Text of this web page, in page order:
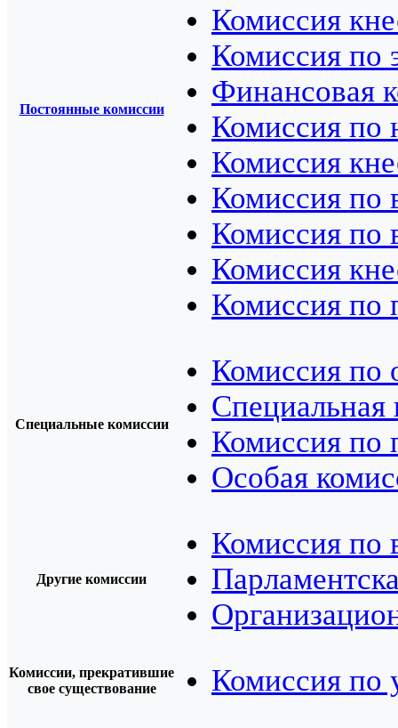
Постоянные комиссии
Комиссия
Комиссия по
Финансовая
Комиссия по
Комиссия
Комиссия по
Комиссия по
Комиссия
Комиссия по
Специальные комиссии
Комиссия по
Специальная
Комиссия по
Особая
Другие комиссии
Комиссия по
Комиссии, прекратившие
свое существование
Комиссия по